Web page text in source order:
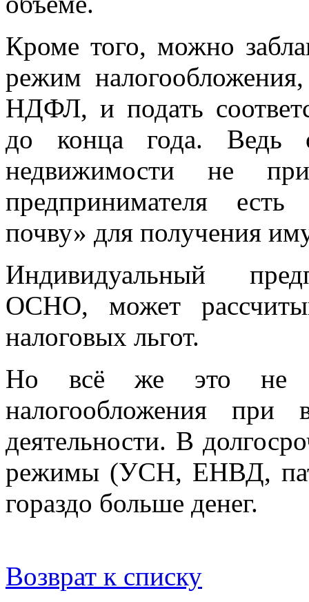
Кроме того, можно
режим
НДФЛ, и подать
до конца года. Ведь
недвижимости не
предпринимателя
почву» для получения
Индивидуальный
ОСНО, может
налоговых льгот.
Но всё же это не
налогообложения при
деятельности. В
режимы (УСН, ЕНВД,
гораздо больше денег.
Возврат к списку